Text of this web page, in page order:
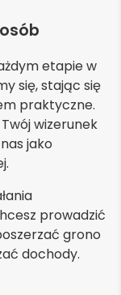
etapie w
się, stając się
praktyczne.
wizerunek
jako
prowadzić
grono
dochody.